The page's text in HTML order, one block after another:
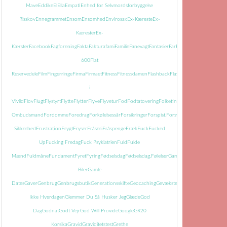
MaveEddikeEl Ella Empati Enhed for Selvmordsforbyggelse
RisskovEnnegrammetEnsomEnsomhed EnvirosaxEx-KæresteEx-
KæresterEx-
KærsterFacebookFagforeningFakta FakturafamiFamilieFanevagtFantasierFarFarmor
600Fiat
ReservedeleFilmFingerringeFirma FirmaetFitnessFitnessdamen FlashbackFlasker
i
Vivild FlovFlugtFlystyrtFlytteFlytterFlyveFlyveturFod FodtatoveringFolketingets
Ombudsmand FordommeForedragForkølelsessårForsikringerForspist.Forsvundet
Sikkerhed Frustration FrygtFryserFråseriFråspengeFrækFuckFucked
Up Fucking FredagFuck Psykiatrien Fuld Fulde
Mænd FuldmåneFundamentFyretFyringFødselsdagFødselsdag.FølelserGamle
BilerGamle
DatesGaverGenbrugGenbrugsbutikGenerationsskifteGeocachingGevækster
Ikke HverdagenGlemmer Du Så Husker JegGlædeGod
DagGodnatGodt VejrGod Will ProvideGoogleGR20
KorsikaGravid GraviditetstestGrethe